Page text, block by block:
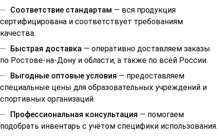
Соответствие стандартам — вся продукция
сертифицирована и соответствует требованиям
качества.
Быстрая доставка — оперативно доставляем заказы
по Ростове-на-Дону и области, а также по всей России.
Выгодные оптовые условия — предоставляем
специальные цены для образовательных учреждений и
спортивных организаций.
Профессиональная консультация — помогаем
подобрать инвентарь с учётом специфики использования.